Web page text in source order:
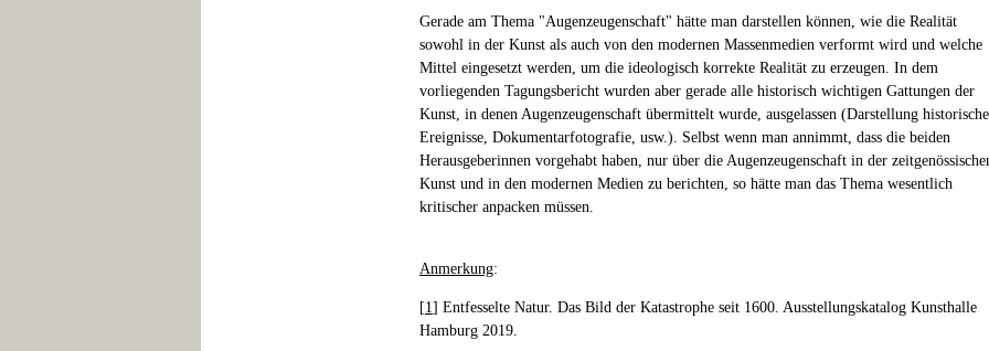
Gerade am Thema "Augenzeugenschaft" hätte man darstellen können, wie die Realität
sowohl in der Kunst als auch von den modernen Massenmedien verformt wird und welche
Mittel eingesetzt werden, um die ideologisch korrekte Realität zu erzeugen. In dem
vorliegenden Tagungsbericht wurden aber gerade alle historisch wichtigen Gattungen der
Kunst, in denen Augenzeugenschaft übermittelt wurde, ausgelassen (Darstellung
Ereignisse, Dokumentarfotografie, usw.). Selbst wenn man annimmt, dass die beiden
Herausgeberinnen vorgehabt haben, nur über die Augenzeugenschaft in der
Kunst und in den modernen Medien zu berichten, so hätte man das Thema wesentlich
kritischer anpacken müssen.
Anmerkung:
[1] Entfesselte Natur. Das Bild der Katastrophe seit 1600. Ausstellungskatalog Kunsthalle
Hamburg 2019.